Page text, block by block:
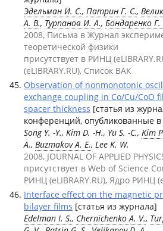
Эдельман И. С., Патрин Г. С.,
А. В., Турпанов И. А., Бондаренко Г.
2008, Письма в Журнал
теоретической физики
присутствует в РИНЦ
(eLIBRARY.RU), Список ВАК
Observation of nonmonotonic
exchange coupling in Co/Cu/CoO
spacer thickness [статья из
конференций, опубликованные
Song Y. -Y., Kim D. -H., Yu S. -C., Kim
A., Buzmakov A. E., Lee K. W.
2008, JOURNAL OF APPLIED
присутствует в Web of Science
РИНЦ (eLIBRARY.RU), Ядро РИНЦ
Interface effect on the magnetic
bilayer films [статья из журнала]
Edelman I. S., Chernichenko A. V.,